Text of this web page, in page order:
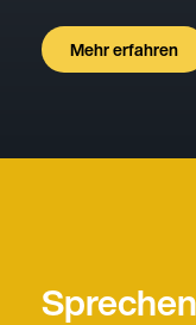
Mehr erfahren